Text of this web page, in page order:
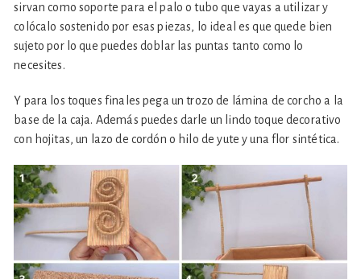
sirvan como soporte para el palo o tubo que vayas a utilizar y
colócalo sostenido por esas piezas, lo ideal es que quede bien
sujeto por lo que puedes doblar las puntas tanto como lo
necesites.
Y para los toques finales pega un trozo de lámina de corcho a la
base de la caja. Además puedes darle un lindo toque decorativo
con hojitas, un lazo de cordón o hilo de yute y una flor sintética.